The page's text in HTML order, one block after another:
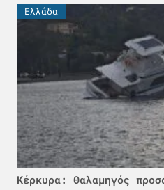
Ελλάδα
Κέρκυρα: Θαλαμηγός